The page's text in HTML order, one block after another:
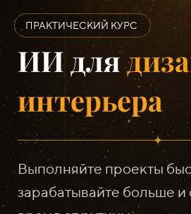
ПРАКТИЧЕСКИЙ КУРС
ИИ для
интерьера
Выполняйте проекты
зарабатывайте больше и